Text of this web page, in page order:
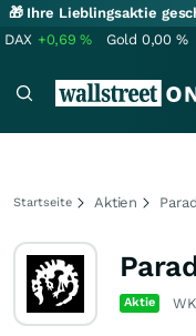
🎁 Ihre Lieblingsaktie
DAX +0,69% Gold 0,00 %
Startseite Aktien
Aktie